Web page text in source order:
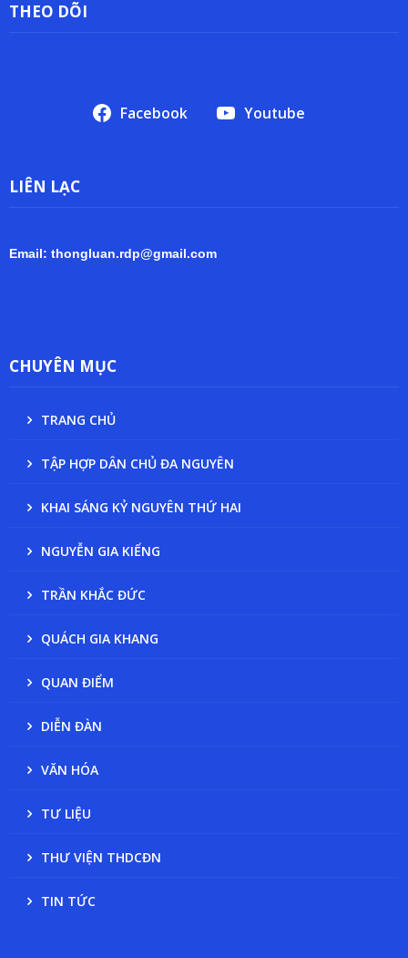
THEO DÕI
Facebook Youtube
LIÊN LẠC
Email: thongluan.rdp@gmail.com
CHUYÊN MỤC
TRANG CHỦ
TẬP HỢP DÂN CHỦ ĐA NGUYÊN
KHAI SÁNG KỶ NGUYÊN THỨ HAI
NGUYỄN GIA KIỂNG
TRẦN KHẮC ĐỨC
QUÁCH GIA KHANG
QUAN ĐIỂM
DIỄN ĐÀN
VĂN HÓA
TƯ LIỆU
THƯ VIỆN THDCĐN
TIN TỨC